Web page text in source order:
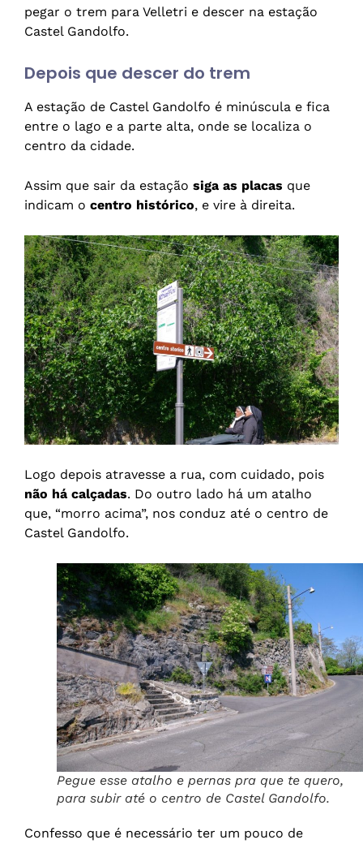
pegar o trem para Velletri e descer na estação
Castel Gandolfo.
Depois que descer do trem
A estação de Castel Gandolfo é minúscula e fica
entre o lago e a parte alta, onde se localiza o
centro da cidade.
Assim que sair da estação siga as placas que
indicam o centro histórico, e vire à direita.
Logo depois atravesse a rua, com cuidado, pois
não há calçadas. Do outro lado há um atalho
que, “morro acima”, nos conduz até o centro de
Castel Gandolfo.
Pegue esse atalho e pernas pra que te quero,
para subir até o centro de Castel Gandolfo.
Confesso que é necessário ter um pouco de